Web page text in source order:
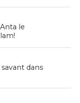
le
savant dans